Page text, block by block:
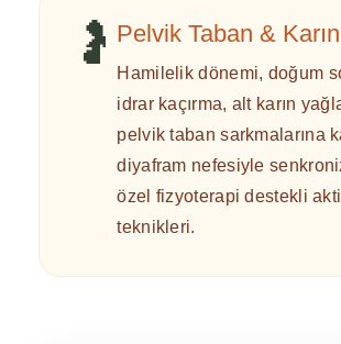
🤰 Pelvik Taban & Karın
Hamilelik dönemi, doğum
idrar kaçırma, alt karın
pelvik taban sarkmalarına
diyafram nefesiyle
özel fizyoterapi destekli
teknikleri.